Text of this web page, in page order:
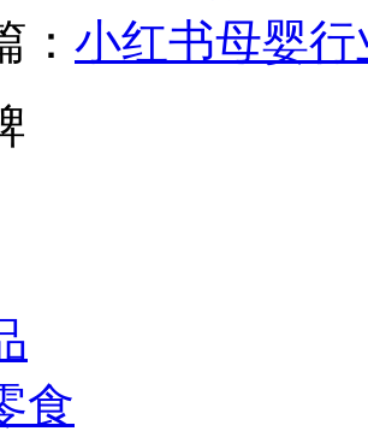
： 小红书母婴
食